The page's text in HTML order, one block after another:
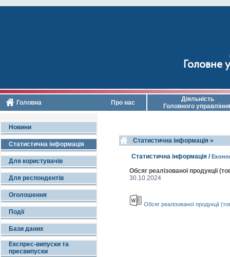
Головне
Головна Про нас
Діяльність
Головного управління
Новини
Статистична інформація
Для користувачів
Для респондентів
Оголошення
Події
Бази даних
Експрес-випуски та
пресвипуски
Cтатистична інформація »
Cтатистична інформація /
Обсяг реалізованої продукції
30.10.2024
Обсяг реалізованої продукції